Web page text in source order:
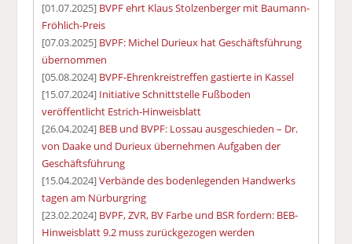
[01.07.2025] BVPF ehrt Klaus Stolzenberger mit Baumann-
Fröhlich-Preis
[07.03.2025] BVPF: Michel Durieux hat Geschäftsführung
übernommen
[05.08.2024] BVPF-Ehrenkreistreffen gastierte in Kassel
[15.07.2024] Initiative Schnittstelle Fußboden
veröffentlicht Estrich-Hinweisblatt
[26.04.2024] BEB und BVPF: Lossau ausgeschieden – Dr.
von Daake und Durieux übernehmen Aufgaben der
Geschäftsführung
[15.04.2024]Verbände des bodenlegenden Handwerks
tagen am Nürburgring
[23.02.2024] BVPF, ZVR, BV Farbe und BSR fordern: BEB-
Hinweisblatt 9.2 muss zurückgezogen werden